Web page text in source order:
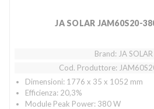
JA SOLAR JAM60S20-
Brand: JA SOLAR
Cod. Produttore:
Dimensioni: 1776 x 35 x 1052 mm
Efficienza: 20,3%
Module Peak Power: 380 W